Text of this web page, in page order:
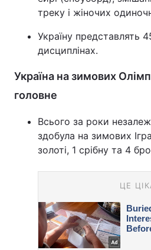
треку і жіночих
Україну представлять
дисциплінах.
Україна на зимових
головне
Всього за роки
здобула на зимових
золоті, 1 срібну та 4